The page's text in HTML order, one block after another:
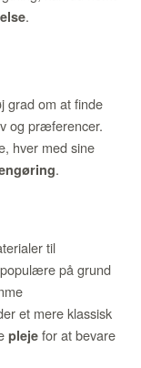
.
grad om at finde
og præferencer.
hver med sine
.
til
på grund
et mere klassisk
pleje for at bevare